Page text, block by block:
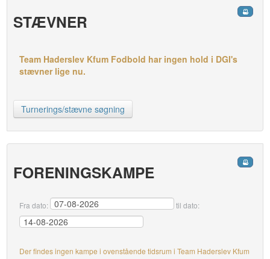
STÆVNER
Team Haderslev Kfum Fodbold har ingen hold i DGI's
stævner lige nu.
Turnerings/stævne søgning
FORENINGSKAMPE
Fra dato: til dato:
Der findes ingen kampe i ovenstående tidsrum i Team Haderslev Kfum